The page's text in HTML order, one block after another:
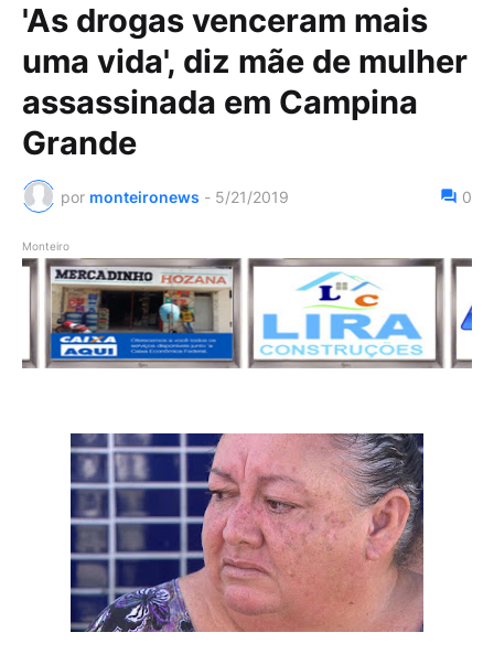
'As drogas venceram mais
uma vida', diz mãe de mulher
assassinada em Campina
Grande
por monteironews - 5/21/2019 0
Monteiro